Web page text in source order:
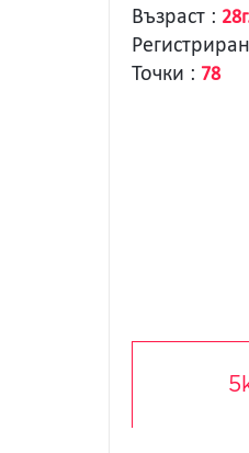
Възраст :
Точки : 78